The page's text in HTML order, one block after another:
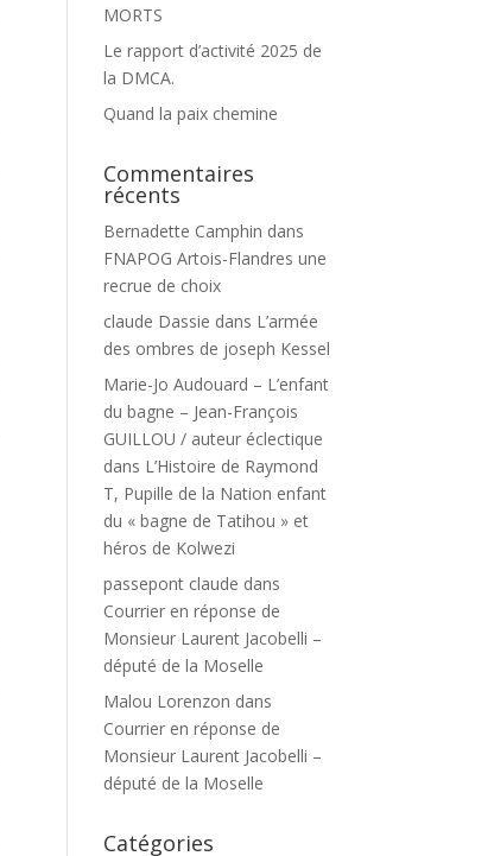
MORTS
Le rapport d’activité 2025 de
la DMCA.
Quand la paix chemine
Commentaires
récents
Bernadette Camphin dans
FNAPOG Artois-Flandres une
recrue de choix
claude Dassie dans L’armée
des ombres de joseph Kessel
Marie-Jo Audouard – L’enfant
du bagne – Jean-François
GUILLOU / auteur éclectique
dans L’Histoire de Raymond
T, Pupille de la Nation enfant
du « bagne de Tatihou » et
héros de Kolwezi
passepont claude dans
Courrier en réponse de
Monsieur Laurent Jacobelli –
député de la Moselle
Malou Lorenzon dans
Courrier en réponse de
Monsieur Laurent Jacobelli –
député de la Moselle
Catégories